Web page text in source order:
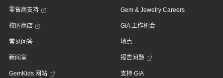
零售商支持
校区商店
常见问答
新闻室
GemKids 网站
Gem & Jewelry Careers
GIA 工作机会
地点
报告问题
支持 GIA